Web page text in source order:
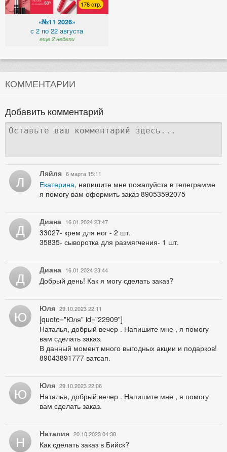
178 стр.
«№11 2026»
с 2 по 22 августа
еще 2 недели
КОММЕНТАРИИ
Добавить комментарий
Л Ляйля 6 марта 15:11
Екатерина, напишите мне пожалуйста в телеграмме
я помогу вам оформить заказ 89053592075
Д Диана 16.01.2024 23:47
33027- крем для ног - 2 шт.
35835- сыворотка для размягчения- 1 шт.
Д Диана 16.01.2024 23:44
Добрый день! Как я могу сделать заказ?
Ю Юля 29.10.2023 22:11
[quote="Юля" id="22909"]
Наталья, добрый вечер . Напишите мне , я помогу
вам сделать заказ.
В данный момент много выгодных акции и подарков!
89043891777 ватсап.
Ю Юля 29.10.2023 22:06
Наталья, добрый вечер . Напишите мне , я помогу
вам сделать заказ.
Н Наталия 20.10.2023 04:38
Как сделать заказ в Бийск?